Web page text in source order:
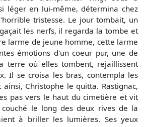
léger en lui-même, détermina chez
tristesse. Le jour tombait, un
les nerfs, il regarda la tombe et
larme de jeune homme, cette larme
émotions d'un coeur pur, une de
terre où elles tombent, rejaillissent
Il se croisa les bras, contempla les
Christophe le quitta. Rastignac,
pas vers le haut du cimetière et vit
couché le long des deux rives de la
à briller les lumières. Ses yeux